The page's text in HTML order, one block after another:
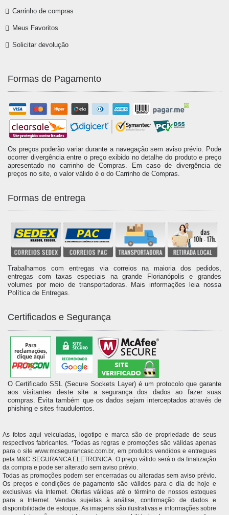
Carrinho de compras
Meus Favoritos
Solicitar devolução
Formas de Pagamento
Os preços poderão variar durante a navegação sem aviso prévio. Pode
ocorrer divergência entre o preço exibido no detalhe do produto e preço
apresentado no carrinho de Compras. Em caso de divergência de
preços no site, o valor válido é o do Carrinho de Compras.
Formas de entrega
Trabalhamos com entregas via correios na maioria dos pedidos,
entregas com taxas especiais na grande Florianópolis e grandes
volumes por meio de transportadoras. Mais informações leia nossa
Política de Entregas.
Certificados e Segurança
O Certificado SSL (Secure Sockets Layer) é um protocolo que garante
aos visitantes deste site a segurança dos dados ao fazer suas
compras. Evita também que os dados sejam interceptados através de
phishing e sites fraudulentos.
As fotos aqui veiculadas, logotipo e marca são de propriedade de seus
respectivos fabricantes. *Todas as regras e promoções são válidas apenas
para o site www.mcsegurancasc.com.br, em produtos vendidos e entregues
pela M&C SEGURANCA ELETRONICA. O preço válido será o da finalização
da compra e pode ser alterado sem aviso prévio.
Todas as promoções podem ser encerradas ou alteradas sem aviso prévio.
Os preços e condições de pagamento são válidos para o dia de hoje e
exclusivas via Internet. Ofertas válidas até o término de nossos estoques
para a Internet. Vendas sujeitas à análise, confirmação de dados e
disponibilidade de estoque. As imagens são ilustrativas e informações sobre